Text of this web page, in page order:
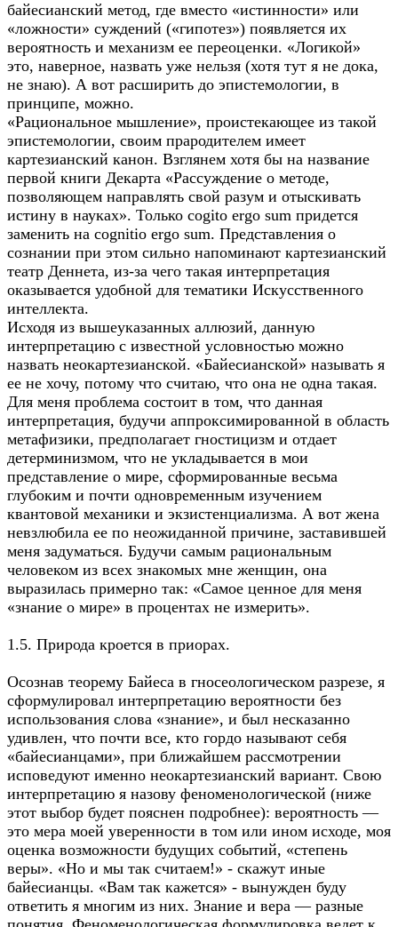
байесианский метод, где вместо «истинности» или
«ложности» суждений («гипотез») появляется их
вероятность и механизм ее переоценки. «Логикой»
это, наверное, назвать уже нельзя (хотя тут я не дока,
не знаю). А вот расширить до эпистемологии, в
принципе, можно.
«Рациональное мышление», проистекающее из такой
эпистемологии, своим прародителем имеет
картезианский канон. Взглянем хотя бы на название
первой книги Декарта «Рассуждение о методе,
позволяющем направлять свой разум и отыскивать
истину в науках». Только cogito ergo sum придется
заменить на cognitio ergo sum. Представления о
сознании при этом сильно напоминают картезианский
театр Деннета, из-за чего такая интерпретация
оказывается удобной для тематики Искусственного
интеллекта.
Исходя из вышеуказанных аллюзий, данную
интерпретацию с известной условностью можно
назвать неокартезианской. «Байесианской» называть я
ее не хочу, потому что считаю, что она не одна такая.
Для меня проблема состоит в том, что данная
интерпретация, будучи аппроксимированной в область
метафизики, предполагает гностицизм и отдает
детерминизмом, что не укладывается в мои
представление о мире, сформированные весьма
глубоким и почти одновременным изучением
квантовой механики и экзистенциализма. А вот жена
невзлюбила ее по неожиданной причине, заставившей
меня задуматься. Будучи самым рациональным
человеком из всех знакомых мне женщин, она
выразилась примерно так: «Самое ценное для меня
«знание о мире» в процентах не измерить».
1.5. Природа кроется в приорах.
Осознав теорему Байеса в гносеологическом разрезе, я
сформулировал интерпретацию вероятности без
использования слова «знание», и был несказанно
удивлен, что почти все, кто гордо называют себя
«байесианцами», при ближайшем рассмотрении
исповедуют именно неокартезианский вариант. Свою
интерпретацию я назову феноменологической (ниже
этот выбор будет пояснен подробнее): вероятность —
это мера моей уверенности в том или ином исходе, моя
оценка возможности будущих событий, «степень
веры». «Но и мы так считаем!» - скажут иные
байесианцы. «Вам так кажется» - вынужден буду
ответить я многим из них. Знание и вера — разные